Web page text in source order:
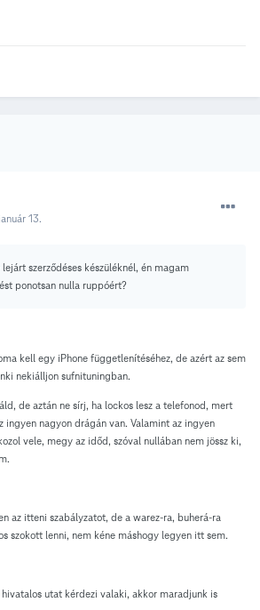
13.
szerződéses készüléknél, én magam
ponotsan nulla ruppóért?
kell egy iPhone függetlenítéséhez, de azért az sem
nekiálljon sufnituningban.
de aztán ne sírj, ha lockos lesz a telefonod, mert
ingyen nagyon drágán van. Valamint az ingyen
vele, megy az időd, szóval nullában nem jössz ki,
az itteni szabályzatot, de a warez-ra, buherá-ra
szokott lenni, nem kéne máshogy legyen itt sem.
utat kérdezi valaki, akkor maradjunk is